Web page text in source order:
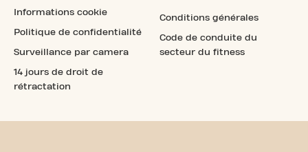
Informations cookie
Politique de confidentialité
Surveillance par camera
14 jours de droit de
rétractation
Conditions générales
Code de conduite du
secteur du fitness